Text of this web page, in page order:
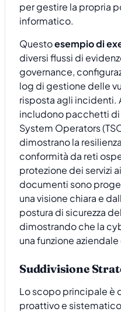
per gestire la propria
informatico.
Questoesempio di
diversi flussi di
governance,
log di gestione delle
risposta agli incidenti.
includono pacchetti di
System Operators
dimostrano la
conformità da reti
protezione dei servizi
documenti sono
una visione chiara e
postura di sicurezza
dimostrando che la
una funzione
Suddivisione
Lo scopo principale è
proattivo e